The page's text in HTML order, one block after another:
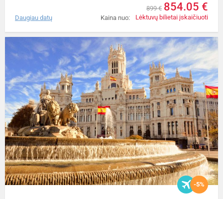
Kaina nuo:
899 € 854.05 €
Lėktuvų bilietai įskaičiuoti
Daugiau datų
-5%